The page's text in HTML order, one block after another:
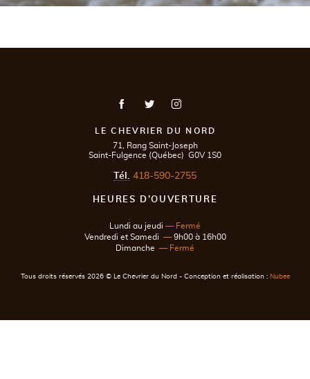
LE CHEVRIER DU NORD
Adresse postale
71, Rang Saint-Joseph
Saint-Fulgence (Québec) G0V 1S0
Tél. 418-590-2755
HEURES D’OUVERTURE
Lundi au jeudi — Fermé
Vendredi et Samedi —9h00 à 16h00
Dimanche — Fermé
Tous droits réservés 2026 © Le Chevrier du Nord - Conception et réalisation : Nubee